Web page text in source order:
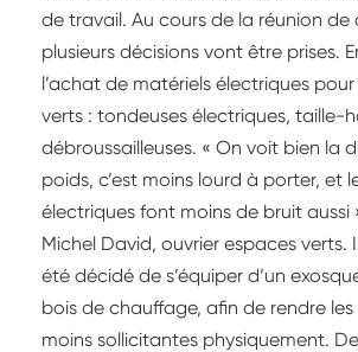
de travail. Au cours de la réunion de
plusieurs décisions vont être prises.
l’achat de matériels électriques
verts : tondeuses électriques, taille-
débroussailleuses. « On voit bien la
poids, c’est moins lourd à porter, et
électriques font moins de bruit aussi
Michel David, ouvrier espaces verts.
été décidé de s’équiper d’un
bois de chauffage, afin de rendre
moins sollicitantes physiquement.